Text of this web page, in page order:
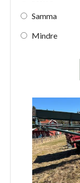
Samma
Mindre